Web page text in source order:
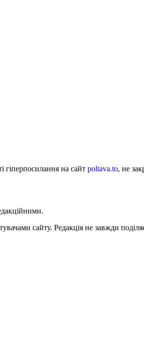
гіперпосилання на сайт poltava.to, не
сайту. Редакція не завжди